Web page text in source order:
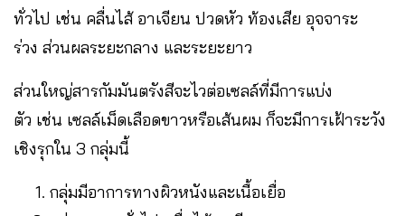
ทั่วไป เช่น คลื่นไส้ อาเจียน ปวดหัว ท้องเสีย อุจจาระ
ร่วง ส่วนผลระยะกลาง และระยะยาว
ส่วนใหญ่สารกัมมันตรังสีจะไวต่อเซลล์ที่มีการแบ่ง
ตัว เช่น เซลล์เม็ดเลือดขาวหรือเส้นผม ก็จะมีการเฝ้าระวัง
เชิงรุกใน 3 กลุ่มนี้
กลุ่มมีอาการทางผิวหนังและเนื้อเยื่อ